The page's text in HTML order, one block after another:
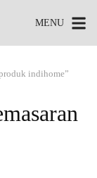
MENU
indihome”